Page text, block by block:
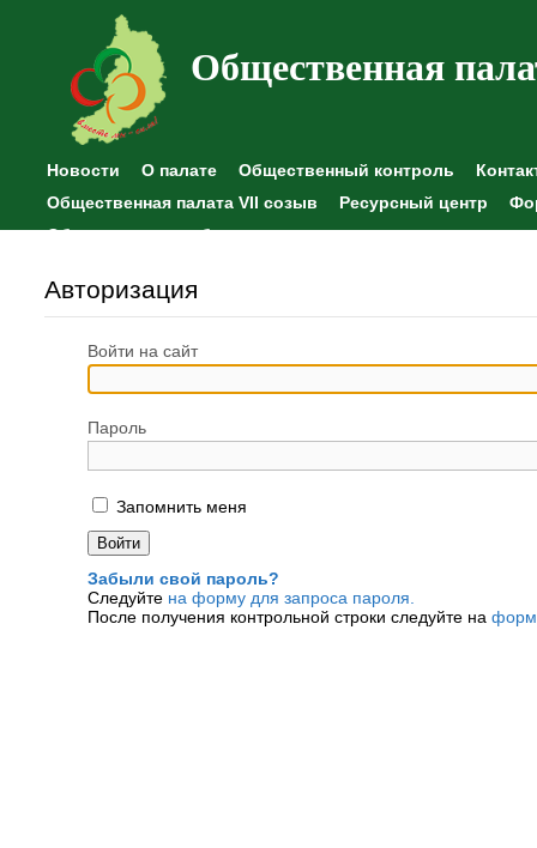
Общественная
Новости О палате Общественный контроль
Общественная палата VII созыв
Ресурсный центр
Общественные наблюдения
Авторизация
Войти на сайт
Пароль
Запомнить меня
Забыли свой пароль?
Следуйте на форму для запроса пароля.
После получения контрольной строки следуйте на